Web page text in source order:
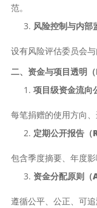
范。
风险控制与内
设有风险评估委员会
二、资金与项目透明
项目级资金流
每笔捐赠的使用方向
定期公开报告
包含季度摘要、年度
资金分配原则
遵循公平、公正、可